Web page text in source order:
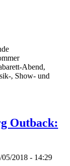
Abend,
, Show- und
Outback:
05/2018 - 14:29